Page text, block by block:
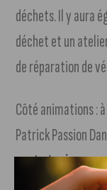
déchets. Il y aura
déchet et un
de réparation de
Côté animations :
Patrick Passion
portuguais.